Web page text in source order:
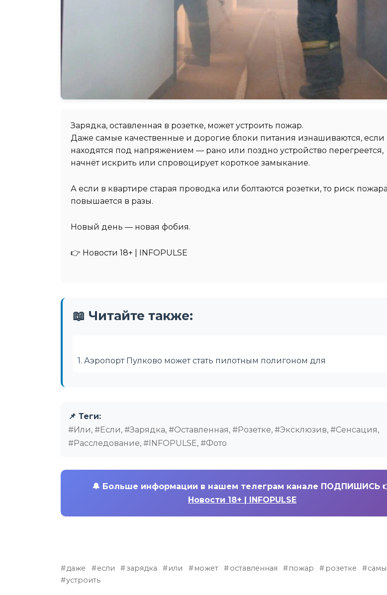
Зарядка, оставленная в розетке, может устроить пожар.
Даже самые качественные и дорогие блоки питания изнашиваются, если
находятся под напряжением — рано или поздно устройство перегреется,
начнёт искрить или спровоцирует короткое замыкание.
А если в квартире старая проводка или болтаются розетки, то риск пожара
повышается в разы.
Новый день — новая фобия.
👉 Новости 18+ | INFOPULSE
📖 Читайте также:
1. Аэропорт Пулково может стать пилотным полигоном для
📌 Теги:
#Или, #Если, #Зарядка, #Оставленная, #Розетке, #Эксклюзив, #Сенсация,
#Расследование, #INFOPULSE, #Фото
🔔 Больше информации в нашем телеграм канале ПОДПИШИСЬ
Новости 18+ | INFOPULSE
даже если зарядка или может оставленная пожар розетке
устроить